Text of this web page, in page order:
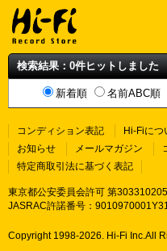
検索結果：0件ヒットしました
新着順 名前ABC順
コンディション表記 Hi-Fiにつ
お知らせ
メールマガジン
特定商取引法に基づく表記
東京都公安委員会許可 第
JASRAC許諾番号：
Copyright 1998-2026. Hi-Fi Inc.All